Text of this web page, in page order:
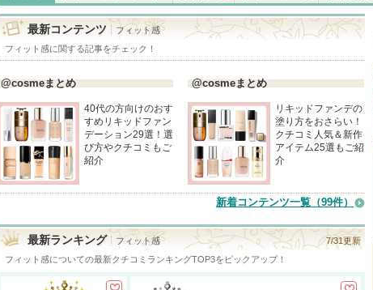
最新コンテンツ
フィット感
フィット感に関する記事をチェック！
@cosmeまとめ
40代の方向けのおす
すめリキッドファン
デーション29選！選
び方やクチコミもご
紹介
@cosmeまとめ
リキッドファンデの
塗り方をおさらい！
クチコミ人気＆新作
アイテム25選もご紹
介
新着コンテンツ一覧 （99件）
最新ランキング フィット感
7/31更新
フィット感についての最新クチコミランキングTOP3をピックアップ！